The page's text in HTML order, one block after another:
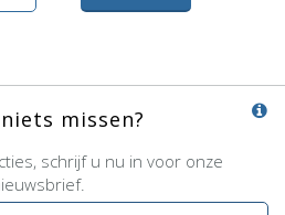
missen?
schrijf u nu in voor onze